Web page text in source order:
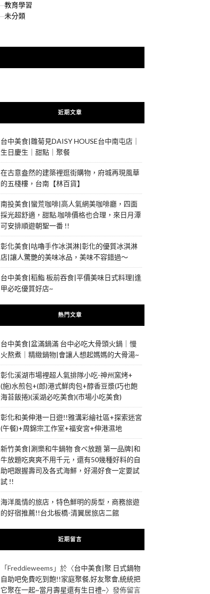
教育學習
未分類
近期文章
台中美食|雛菊見DAISY HOUSE台中南屯店｜
生日慶生｜甜點｜聚餐
在古意盎然的建築裡逛街購物，府城再現風華
的五棧樓，台南【林百貨】
南投美食|蠻荒咖啡|高人氣網美咖啡廳，四面
採光超舒適，甜點.咖啡價格也合理，來日月潭
可安排順遊朝聖一番 !!
彰化美食|咕嚕手作冰淇淋|彰化的優質冰淇淋
店|讓人驚艷的美味冰品，美味不容錯過～
台中美食|稻鮨 板前吞食|平價美味日式料理|逢
甲必吃優質好店~
熱門文章
台中美食|盆滿鍋滿 台中必吃大骨頭火鍋｜慢
火熬煮｜精緻鍋物|會讓人想起媽媽的大骨湯~
彰化溪湖市場裡超人氣排隊小吃-神州窯烤+
(施)水煎包+(郎)港式鮮肉包+醇香豆漿(巧也飽
海苔飯捲)(溪湖必吃美食)(市場小吃美食)
彰化和美伸港一日遊!!雅溝彩繪社區+探索迷宮
(午餐)+周錦宗工作室+福安宮+伸港濕地
新竹美食|涮樂和牛鍋物 食べ放題 第一品牌|和
牛放題吃爽爽不用千元，還有50幾種好料的自
助吧跟握壽司及各式海鮮，好湯好食一定要試
試 !!
海洋風情的旅店，特色鮮明的房型，商務旅遊
的好宿推薦!!台北板橋-清翼居旅店二館
近期留言
「Freddieweems 」於〈台中美食|聚 日式鍋物
自助吧免費吃到飽!!家庭聚餐,好友聚會,統統把
它聚在一起~當月壽星還有生日禮~〉發佈留言